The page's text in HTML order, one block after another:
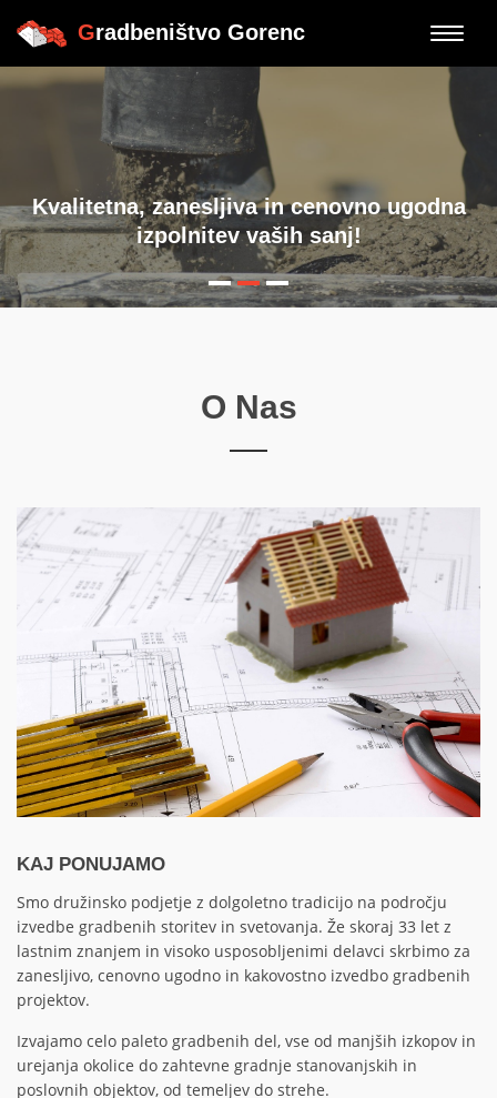
Toggle
Gradbeništvo Gorenc
Kvalitetna, zanesljiva in cenovno ugodna
izpolnitev vaših sanj!
O Nas
KAJ PONUJAMO
Smo družinsko podjetje z dolgoletno tradicijo na področju
izvedbe gradbenih storitev in svetovanja. Že skoraj 33 let z
lastnim znanjem in visoko usposobljenimi delavci skrbimo za
zanesljivo, cenovno ugodno in kakovostno izvedbo gradbenih
projektov.
Izvajamo celo paleto gradbenih del, vse od manjših izkopov in
urejanja okolice do zahtevne gradnje stanovanjskih in
poslovnih objektov, od temeljev do strehe.